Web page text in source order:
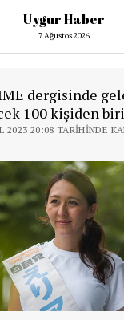
Uygur Haber
7 Ağustos 2026
dergisinde
100 kişiden
2023 20:08 TARIHINDE